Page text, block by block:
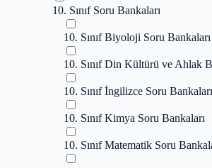
10. Sınıf Soru Bankaları
10. Sınıf Biyoloji Soru Bankaları
10. Sınıf Din Kültürü ve Ahlak
10. Sınıf İngilizce Soru Bankaları
10. Sınıf Kimya Soru Bankaları
10. Sınıf Matematik Soru